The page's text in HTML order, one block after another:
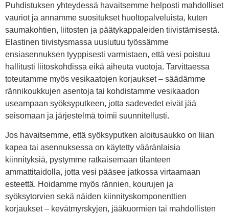
Puhdistuksen yhteydessä havaitsemme helposti mahdolliset
vauriot ja annamme suositukset huoltopalveluista, kuten
saumakohtien, liitosten ja päätykappaleiden tiivistämisestä.
Elastinen tiivistysmassa uusiutuu työssämme
ensiasennuksen tyyppisesti varmistaen, että vesi poistuu
hallitusti liitoskohdissa eikä aiheuta vuotoja. Tarvittaessa
toteutamme myös vesikaatojen korjaukset – säädämme
rännikoukkujen asentoja tai kohdistamme vesikaadon
useampaan syöksyputkeen, jotta sadevedet eivät jää
seisomaan ja järjestelmä toimii suunnitellusti.
Jos havaitsemme, että syöksyputken aloitusaukko on liian
kapea tai asennuksessa on käytetty vääränlaisia
kiinnityksiä, pystymme ratkaisemaan tilanteen
ammattitaidolla, jotta vesi pääsee jatkossa virtaamaan
esteettä. Hoidamme myös rännien, kourujen ja
syöksytorvien sekä näiden kiinnityskomponenttien
korjaukset – kevätmyrskyjen, jääkuormien tai mahdollisten